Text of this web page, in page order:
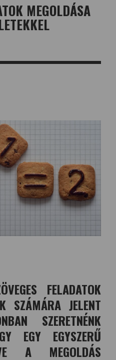
MEGOLDÁSA
FELADATOK
SZÁMÁRA JELENT
SZERETNÉNK
EGY EGYSZERŰ
A MEGOLDÁS